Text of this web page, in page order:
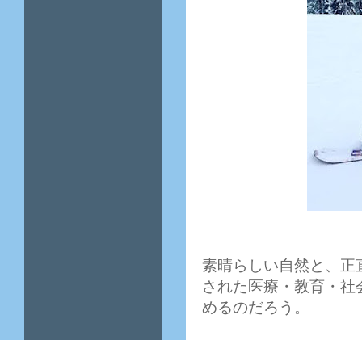
素晴らしい自然と、
された医療・教育・
めるのだろう。